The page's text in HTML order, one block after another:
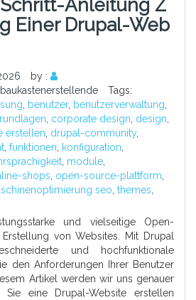
Anleitung Z
Einer Drupal-Web
by :
Tags:
benutzer, benutzerverwaltung
corporate design design
erstellen drupal-community,
funktionen konfiguration
module
shops open-source-plattform
seo themes
und vielseitige Open-
von Websites. Mit Drupal
und hochfunktionale
den Anforderungen Ihrer Benutzer
Artikel werden wir uns genauer
Sie eine Drupal-Website erstellen